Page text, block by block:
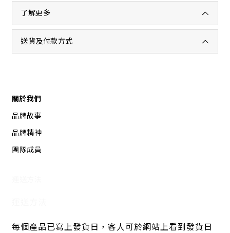
了解更多
送貨及付款方式
關於我們
品牌故事
品牌精神
團隊成員
每個產品已寫上發貨日，客人可於網站上看到發貨日